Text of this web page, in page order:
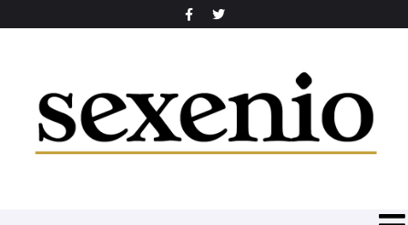
SEARCH THIS WEBSITE